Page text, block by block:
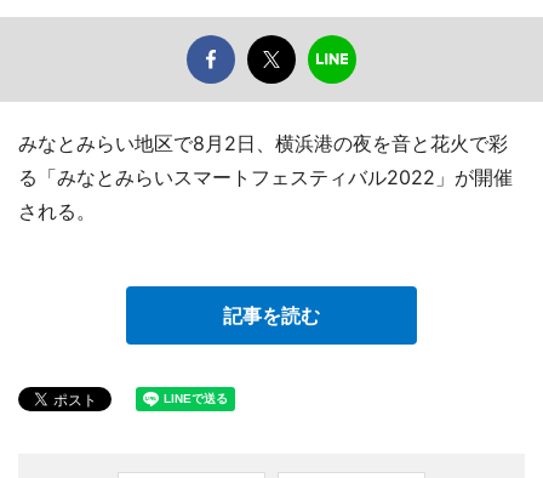
みなとみらい地区で8月2日、横浜港の夜を音と花火で彩
る「みなとみらいスマートフェスティバル2022」が開催
される。
記事を読む